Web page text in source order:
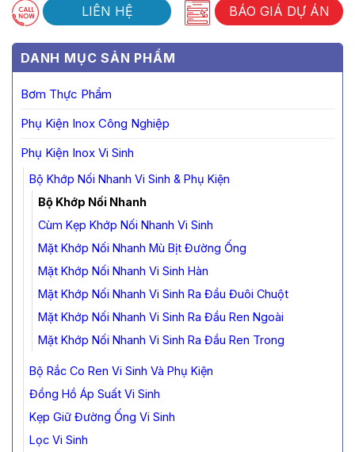
DANH MỤC SẢN PHẨM
Bơm Thực Phẩm
Phụ Kiện Inox Công Nghiệp
Phụ Kiện Inox Vi Sinh
Bộ Khớp Nối Nhanh Vi Sinh & Phụ Kiện
Bộ Khớp Nối Nhanh
Cùm Kẹp Khớp Nối Nhanh Vi Sinh
Mặt Khớp Nối Nhanh Mù Bịt Đường Ống
Mặt Khớp Nối Nhanh Vi Sinh Hàn
Mặt Khớp Nối Nhanh Vi Sinh Ra Đầu Đuôi Chuột
Mặt Khớp Nối Nhanh Vi Sinh Ra Đầu Ren Ngoài
Mặt Khớp Nối Nhanh Vi Sinh Ra Đầu Ren Trong
Bộ Rắc Co Ren Vi Sinh Và Phụ Kiện
Đồng Hồ Áp Suất Vi Sinh
Kẹp Giữ Đường Ống Vi Sinh
Lọc Vi Sinh
LIÊN HỆ BÁO GIÁ DỰ ÁN